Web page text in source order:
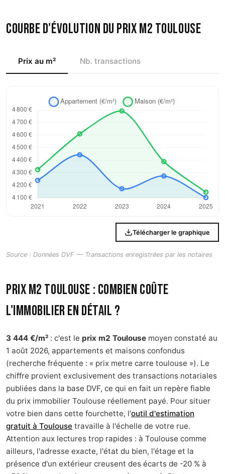
Courbe d'évolution du prix m2 Toulouse
Prix au m² Nb. transactions
Télécharger le graphique
Source : Données DVF — Transactions enregistrées par les notaires
Prix m2 Toulouse : combien coûte
l'immobilier en détail ?
3 444 €/m² : c'est le prix m2 Toulouse moyen constaté au
1 août 2026, appartements et maisons confondus
(recherche fréquente : « prix metre carre toulouse »). Le
chiffre provient exclusivement des transactions notariales
publiées dans la base DVF, ce qui en fait un repère fiable
du prix immobilier Toulouse réellement payé. Pour situer
votre bien dans cette fourchette, l'outil d'estimation
gratuit à Toulouse travaille à l'échelle de votre rue.
Attention aux lectures trop rapides : à Toulouse comme
ailleurs, l'adresse exacte, l'état du bien, l'étage et la
présence d'un extérieur creusent des écarts de -20 % à